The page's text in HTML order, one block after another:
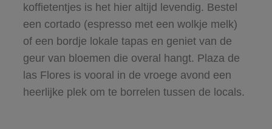
koffietentjes is het hier altijd levendig. Bestel
een cortado (espresso met een wolkje melk)
of een bordje lokale tapas en geniet van de
geur van bloemen die overal hangt. Plaza de
las Flores is vooral in de vroege avond een
heerlijke plek om te borrelen tussen de locals.